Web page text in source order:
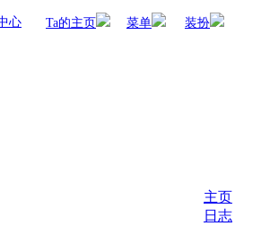
心 Ta的主页 菜单 装扮
主页
日志